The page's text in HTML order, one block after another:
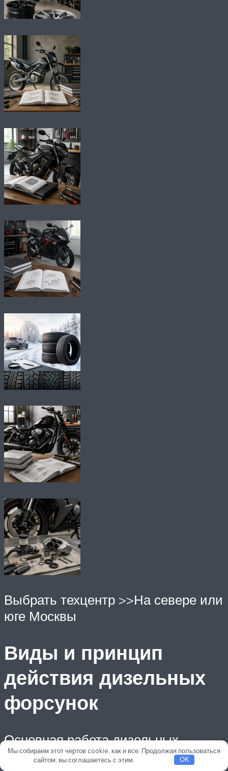
Выбрать техцентр >>На севере или
юге Москвы
Виды и принцип
действия дизельных
форсунок
Основная работа дизельных
моторов заключается в автономной
Мы собираем этот чертов cookie, как и все. Продолжая пользоваться
сайтом, вы соглашаетесь с этим.
OK